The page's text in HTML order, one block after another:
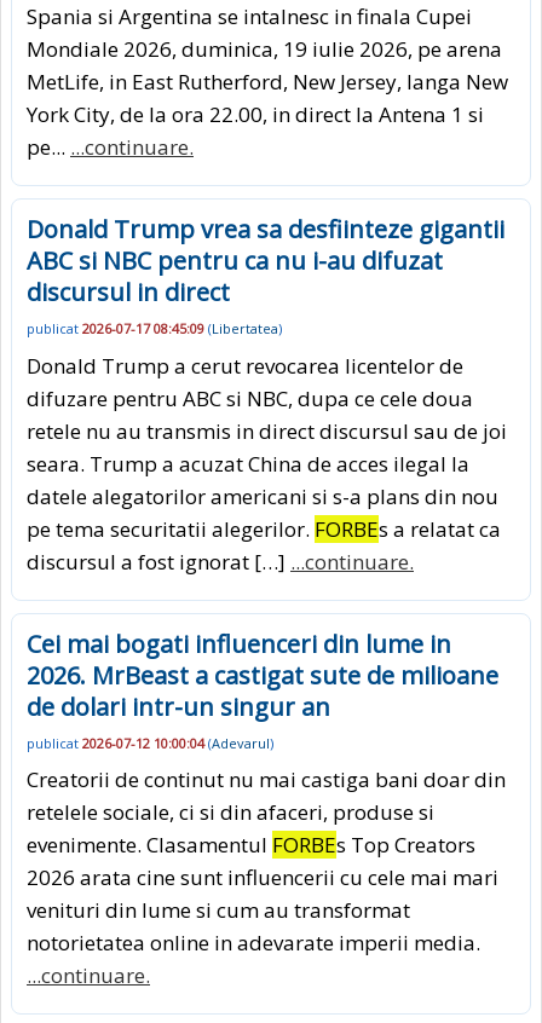
Spania si Argentina se intalnesc in finala Cupei
Mondiale 2026, duminica, 19 iulie 2026, pe arena
MetLife, in East Rutherford, New Jersey, langa New
York City, de la ora 22.00, in direct la Antena 1 si
pe... ...continuare.
Donald Trump vrea sa desfiinteze gigantii
ABC si NBC pentru ca nu i-au difuzat
discursul in direct
publicat 2026-07-17 08:45:09 (Libertatea)
Donald Trump a cerut revocarea licentelor de
difuzare pentru ABC si NBC, dupa ce cele doua
retele nu au transmis in direct discursul sau de joi
seara. Trump a acuzat China de acces ilegal la
datele alegatorilor americani si s-a plans din nou
pe tema securitatii alegerilor. FORBEs a relatat ca
discursul a fost ignorat […] ...continuare.
Cei mai bogati influenceri din lume in
2026. MrBeast a castigat sute de milioane
de dolari intr-un singur an
publicat 2026-07-12 10:00:04(Adevarul)
Creatorii de continut nu mai castiga bani doar din
retelele sociale, ci si din afaceri, produse si
evenimente. Clasamentul FORBEs Top Creators
2026 arata cine sunt influencerii cu cele mai mari
venituri din lume si cum au transformat
notorietatea online in adevarate imperii media.
...continuare.